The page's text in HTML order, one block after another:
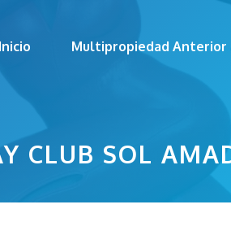
Inicio Multipropiedad Anterior
CLUB SOL